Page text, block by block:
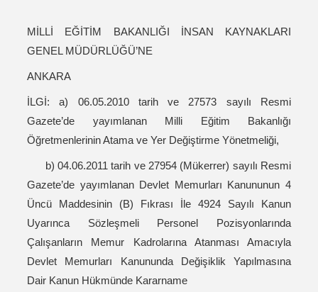
MİLLİ EĞİTİM BAKANLIĞI İNSAN KAYNAKLARI
GENEL MÜDÜRLÜĞÜ’NE
ANKARA
İLGİ: a) 06.05.2010 tarih ve 27573 sayılı Resmi
Gazete’de yayımlanan Milli Eğitim Bakanlığı
Öğretmenlerinin Atama ve Yer Değiştirme Yönetmeliği,
b) 04.06.2011 tarih ve 27954 (Mükerrer) sayılı Resmi
Gazete’de yayımlanan Devlet Memurları Kanununun 4
Üncü Maddesinin (B) Fıkrası İle 4924 Sayılı Kanun
Uyarınca Sözleşmeli Personel Pozisyonlarında
Çalışanların Memur Kadrolarına Atanması Amacıyla
Devlet Memurları Kanununda Değişiklik Yapılmasına
Dair Kanun Hükmünde Kararname